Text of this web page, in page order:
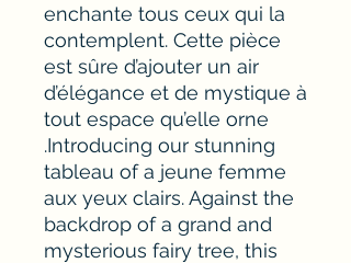
enchante tous ceux qui la
contemplent. Cette pièce
est sûre d’ajouter un air
d’élégance et de mystique à
tout espace qu’elle orne
.Introducing our stunning
tableau of a jeune femme
aux yeux clairs. Against the
backdrop of a grand and
mysterious fairy tree, this